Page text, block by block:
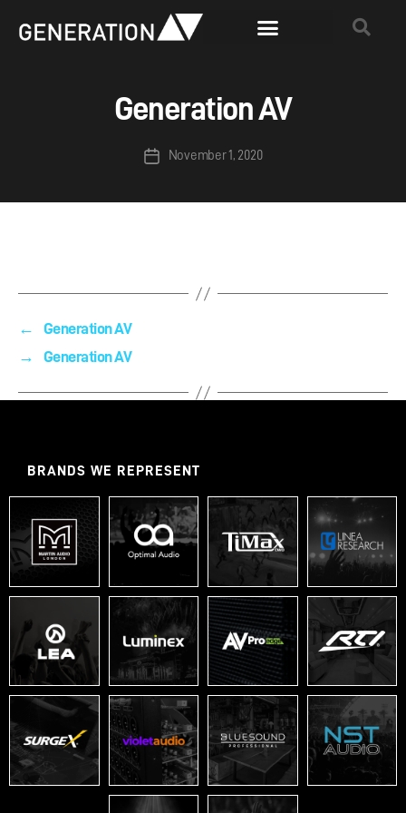
Generation AV
November 1, 2020
←
Generation AV
→
Generation AV
BRANDS WE REPRESENT